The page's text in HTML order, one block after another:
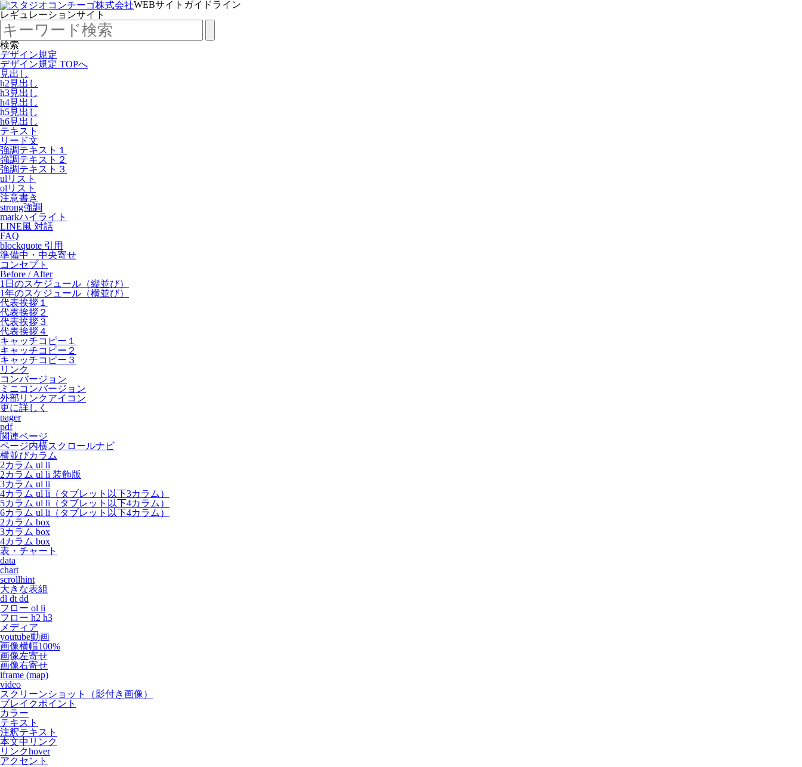
WEBサイトガイドライン
レギュレーションサイト
検索
デザイン規定
デザイン規定 TOPへ
見出し
h2見出し
h3見出し
h4見出し
h5見出し
h6見出し
テキスト
リード文
強調テキスト１
強調テキスト２
強調テキスト３
ulリスト
olリスト
注意書き
strong強調
markハイライト
LINE風 対話
FAQ
blockquote 引用
準備中・中央寄せ
コンセプト
Before / After
1日のスケジュール（縦並び）
1年のスケジュール（横並び）
代表挨拶１
代表挨拶２
代表挨拶３
代表挨拶４
キャッチコピー１
キャッチコピー２
キャッチコピー３
リンク
コンバージョン
ミニコンバージョン
外部リンクアイコン
更に詳しく
pager
pdf
関連ページ
ページ内横スクロールナビ
横並びカラム
2カラム ul li
2カラム ul li 装飾版
3カラム ul li
4カラム ul li（タブレット以下3カラム）
5カラム ul li（タブレット以下4カラム）
6カラム ul li（タブレット以下4カラム）
2カラム box
3カラム box
4カラム box
表・チャート
data
chart
scrollhint
大きな表組
dl dt dd
フロー ol li
フロー h2 h3
メディア
youtube動画
画像横幅100%
画像左寄せ
画像右寄せ
iframe (map)
video
スクリーンショット（影付き画像）
ブレイクポイント
カラー
テキスト
注釈テキスト
本文中リンク
リンクhover
アクセント